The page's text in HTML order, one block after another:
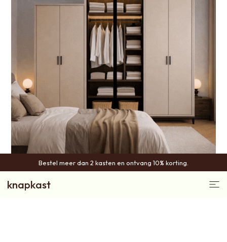
Bestel meer dan 2 kasten en ontvang 10% korting.
knapkast
Kledingkast